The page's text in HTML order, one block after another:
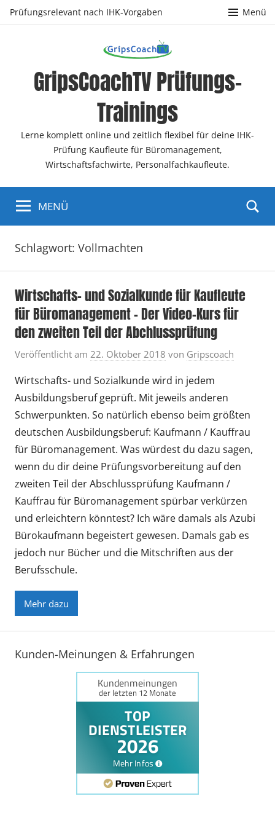
ZumPrüfungsrelevant nach IHK-Vorgaben Menü
GripsCoachTV Prüfungs-
Trainings
Lerne komplett online und zeitlich flexibel für deine IHK-
Prüfung Kaufleute für Büromanagement,
Wirtschaftsfachwirte, Personalfachkaufleute.
MENÜ
Schlagwort: Vollmachten
Wirtschafts- und Sozialkunde für Kaufleute
für Büromanagement – Der Video-Kurs für
den zweiten Teil der Abchlussprüfung
Veröffentlicht am 22. Oktober 2018 von Gripscoach
Wirtschafts- und Sozialkunde wird in jedem
Ausbildungsberuf geprüft. Mit jeweils anderen
Schwerpunkten. So natürlich ebenso beim größten
deutschen Ausbildungsberuf: Kaufmann / Kauffrau
für Büromanagement. Was würdest du dazu sagen,
wenn du dir deine Prüfungsvorbereitung auf den
zweiten Teil der Abschlussprüfung Kaufmann /
Kauffrau für Büromanagement spürbar verkürzen
und erleichtern könntest? Ich wäre damals als Azubi
Bürokaufmann begeistert gewesen. Damals gab es
jedoch nur Bücher und die Mitschriften aus der
Berufsschule.
Mehr dazu
Kunden-Meinungen & Erfahrungen